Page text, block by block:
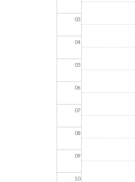
03
04
05
06
07
08
09
10